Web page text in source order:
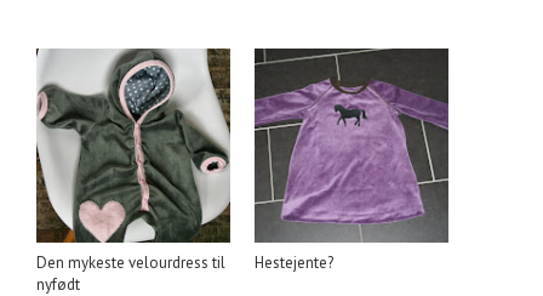
Den mykeste velourdress til
nyfødt
Hestejente?